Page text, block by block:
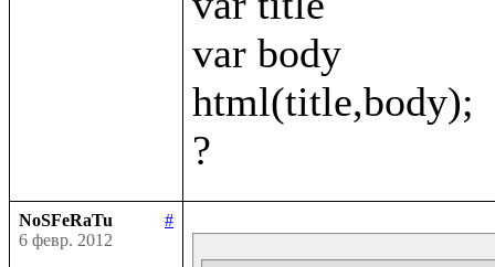
var body
html(title,body);
NoSFeRaTu
#
6 февр. 2012